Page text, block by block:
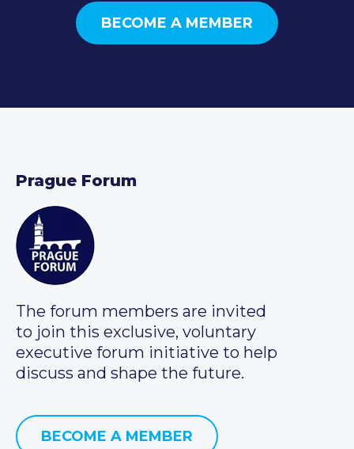
BECOME A MEMBER
Prague Forum
The forum members are invited
to join this exclusive, voluntary
executive forum initiative to help
discuss and shape the future.
BECOME A MEMBER